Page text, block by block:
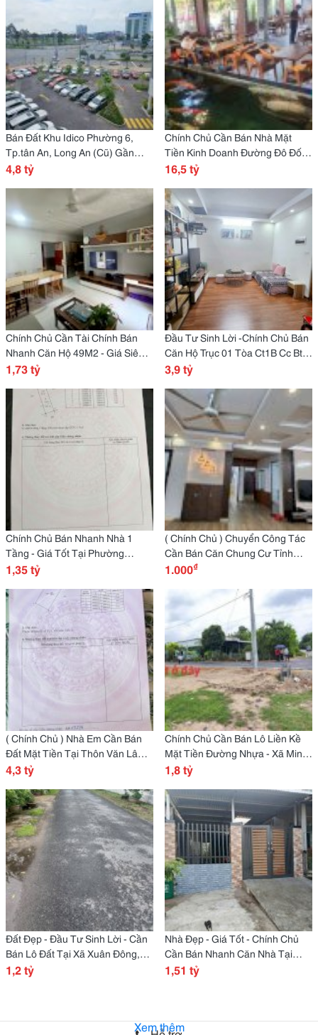
Bán Đất Khu Idico Phường 6,
Tp.tân An, Long An (Cũ) Gần
Trung Tâm Thương Mại Aeon
4,8 tỷ
Chính Chủ Cần Bán Nhà Mặt
Tiền Kinh Doanh Đường Đô Đốc
Lân, Hòa Xuân, Quận Cẩm Lệ,
16,5 tỷ
Chính Chủ Cần Tài Chính Bán
Nhanh Căn Hộ 49M2 - Giá Siêu
Tốt Tại Nguyễn Văn Quá, P Đông
1,73 tỷ
Đầu Tư Sinh Lời -Chính Chủ Bán
Căn Hộ Trục 01 Tòa Ct1B Cc Btl
Yên Nghĩa, P.yên Nghĩa,Hà
3,9 tỷ
Chính Chủ Bán Nhanh Nhà 1
Tầng - Giá Tốt Tại Phường
Trường Thi, Tỉnh Ninh Bình
1,35 tỷ
( Chính Chủ ) Chuyển Công Tác
Cần Bán Căn Chung Cư Tỉnh
Đội, Lam Sơn, Vĩnh Yên - Vĩnh
1.000₫
( Chính Chủ ) Nhà Em Cần Bán
Đất Mặt Tiền Tại Thôn Văn Lâm,
Đường 21A, Xã Liêm Tiết, Tp
4,3 tỷ
Chính Chủ Cần Bán Lô Liền Kề
Mặt Tiền Đường Nhựa - Xã Minh
Thạnh, Dầu Tiếng, Bình Dương
1,8 tỷ
Đất Đẹp - Đầu Tư Sinh Lời - Cần
Bán Lô Đất Tại Xã Xuân Đông,
Chợ Gạo, Tiền Giang
1,2 tỷ
Nhà Đẹp - Giá Tốt - Chính Chủ
Cần Bán Nhanh Căn Nhà Tại
Phường Hòa Khánh Bắc, Liên
1,51 tỷ
Xem thêm